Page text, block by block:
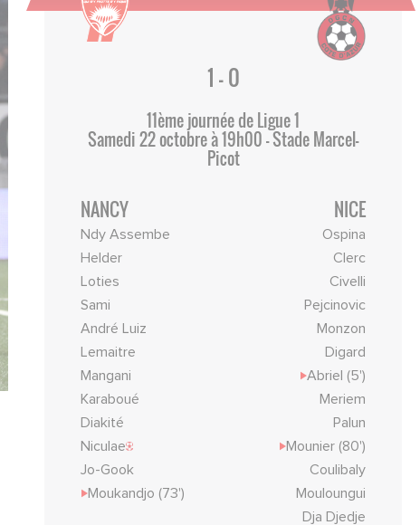
1 - 0
11ème journée de Ligue 1
Samedi 22 octobre à 19h00 - Stade Marcel-
Picot
NANCY
Ndy Assembe
Helder
Loties
Sami
André Luiz
Lemaitre
Mangani
Karaboué
Diakité
Niculae
Jo-Gook
Moukandjo (73')
NICE
Ospina
Clerc
Civelli
Pejcinovic
Monzon
Digard
Abriel (5')
Meriem
Palun
Mounier (80')
Coulibaly
Mouloungui
Dja Djedje